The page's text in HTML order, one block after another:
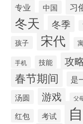
专业 中国 习
冬天 冬季
孩子
宋代
手机 技能 攻
春节期间 是
汤圆 游戏 父
红包
考试